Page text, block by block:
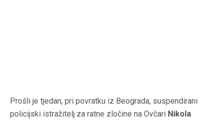
Prošli je tjedan, pri povratku iz Beograda, suspendirani
policijski istražitelj za ratne zločine na Ovčari Nikola